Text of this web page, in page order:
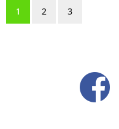
1 2 3